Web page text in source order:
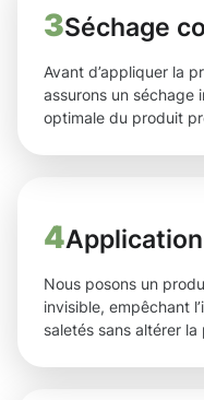
3Séchage
Avant d’appliquer la
assurons un séchage
optimale du produit
4
Nous posons un
invisible, empêchant
saletés sans altérer